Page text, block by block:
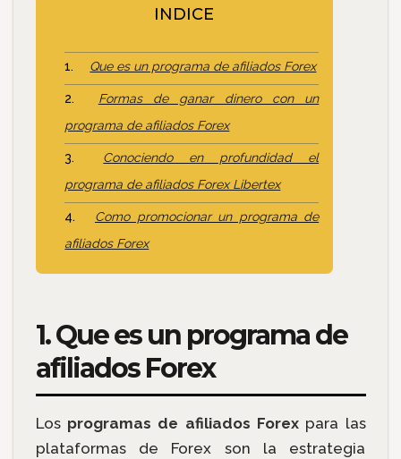
INDICE
Que es un programa de afiliados Forex
Formas de ganar dinero con un
programa de afiliados Forex
Conociendo en profundidad el
programa de afiliados Forex Libertex
Como promocionar un programa de
afiliados Forex
1. Que es un programa de
afiliados Forex
Los programas de afiliados Forexpara las
plataformas de Forex son la estrategia